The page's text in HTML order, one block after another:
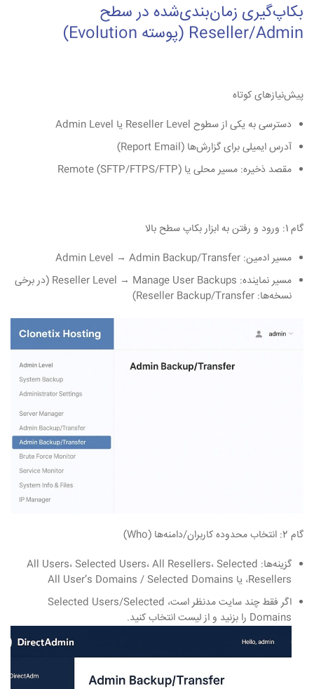
بکاپ‌گیری زمان‌بندی‌شده در سطح
Reseller/Admin (پوسته Evolution)
پیش‌نیازهای کوتاه
دسترسی به یکی از سطوح Reseller Level یا Admin Level
آدرس ایمیلی برای گزارش‌ها (Report Email)
مقصد ذخیره: مسیر محلی یا Remote (SFTP/FTPS/FTP)
گام 1: ورود و رفتن به ابزار بکاپ سطح بالا
مسیر ادمین: Admin Level → Admin Backup/Transfer
مسیر نماینده: Reseller Level → Manage User Backups (در برخی
نسخه‌ها: Reseller Backup/Transfer)
گام 2: انتخاب محدوده کاربران/دامنه‌ها
(Who)
گزینه‌ها: All Users، Selected Users، All Resellers، Selected
Resellers، یا All User’s Domains / Selected Domains
اگر فقط چند سایت مدنظر است، Selected Users/Selected
Domains را بزنید و از لیست انتخاب کنید.